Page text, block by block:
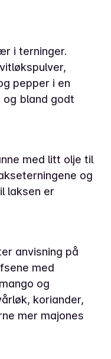
i terninger.
pepper i en
og bland godt
med litt olje til
og
laksen er
anvisning på
med
og
koriander,
mer majones